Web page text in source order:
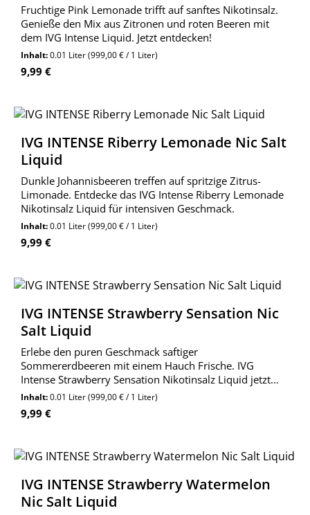
Fruchtige Pink Lemonade trifft auf sanftes Nikotinsalz.
Genieße den Mix aus Zitronen und roten Beeren mit
dem IVG Intense Liquid. Jetzt entdecken!
Inhalt:0.01 Liter(999,00 € / 1 Liter)
Regulärer Preis:
9,99 €
IVG INTENSE Riberry Lemonade Nic Salt
Liquid
Dunkle Johannisbeeren treffen auf spritzige Zitrus-
Limonade. Entdecke das IVG Intense Riberry Lemonade
Nikotinsalz Liquid für intensiven Geschmack.
Inhalt:0.01 Liter(999,00 € / 1 Liter)
Regulärer Preis:
9,99 €
IVG INTENSE Strawberry Sensation Nic
Salt Liquid
Erlebe den puren Geschmack saftiger
Sommererdbeeren mit einem Hauch Frische. IVG
Intense Strawberry Sensation Nikotinsalz Liquid jetzt
bestellen!
Inhalt:0.01 Liter(999,00 € / 1 Liter)
Regulärer Preis:
9,99 €
IVG INTENSE Strawberry Watermelon
Nic Salt Liquid